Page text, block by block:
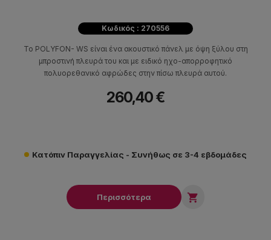
Κωδικός : 270556
Το POLYFON- WS είναι ένα ακουστικό πάνελ με όψη ξύλου στη
μπροστινή πλευρά του και με ειδικό ηχο-απορροφητικό
πολυορεθανικό αφρώδες στην πίσω πλευρά αυτού.
260,40 €
Κατόπιν Παραγγελίας - Συνήθως σε 3-4 εβδομάδες
Περισσότερα 